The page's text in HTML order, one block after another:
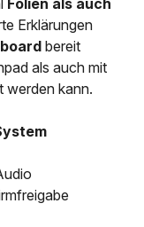
Erklärungen
bereit
als auch mit
werden kann.